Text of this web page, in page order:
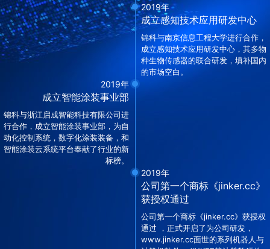
2019年
成立感知技术应用研发中心
锦科与南京信息工程大学进行合作，
成立感知技术应用研发中心，其多物
种生物传感器的联合研发，填补国内
的市场空白。
2019年
成立智能涂装事业部
锦科与浙江启成智能科技有限公司进
行合作，成立智能涂装事业部，为自
动化控制系统，数字化涂装装备，和
智能涂装云系统平台奉献了行业的新
标榜。
2019年
公司第一个商标《jinker.cc》
获授权通过
公司第一个商标《jinker.cc》获授权
通过 ，正式开启了为公司研发，
www.jinker.cc面世的系列机器人与